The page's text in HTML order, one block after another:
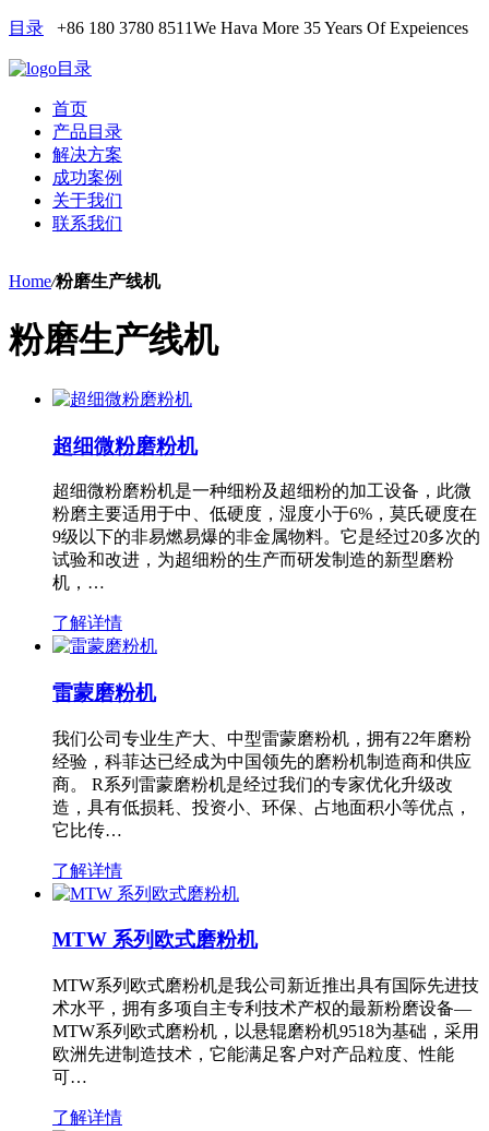
目录 +86 180 3780 8511We Hava More 35 Years Of Expeiences
目录
首页
产品目录
解决方案
成功案例
关于我们
联系我们
Home/粉磨生产线机
粉磨生产线机
超细微粉磨粉机
超细微粉磨粉机是一种细粉及超细粉的加工设备，此微
粉磨主要适用于中、低硬度，湿度小于6%，莫氏硬度在
9级以下的非易燃易爆的非金属物料。它是经过20多次的
试验和改进，为超细粉的生产而研发制造的新型磨粉
机，…
了解详情
雷蒙磨粉机
我们公司专业生产大、中型雷蒙磨粉机，拥有22年磨粉
经验，科菲达已经成为中国领先的磨粉机制造商和供应
商。 R系列雷蒙磨粉机是经过我们的专家优化升级改
造，具有低损耗、投资小、环保、占地面积小等优点，
它比传…
了解详情
MTW 系列欧式磨粉机
MTW系列欧式磨粉机是我公司新近推出具有国际先进技
术水平，拥有多项自主专利技术产权的最新粉磨设备—
MTW系列欧式磨粉机，以悬辊磨粉机9518为基础，采用
欧洲先进制造技术，它能满足客户对产品粒度、性能
可…
了解详情